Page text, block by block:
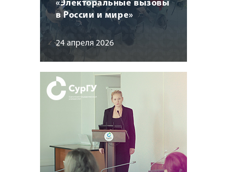
«Электоральные вызовы
в России и мире»
24 апреля 2026